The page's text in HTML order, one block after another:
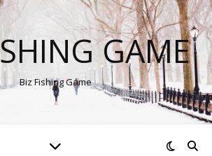
GAME
Biz Fishing Game